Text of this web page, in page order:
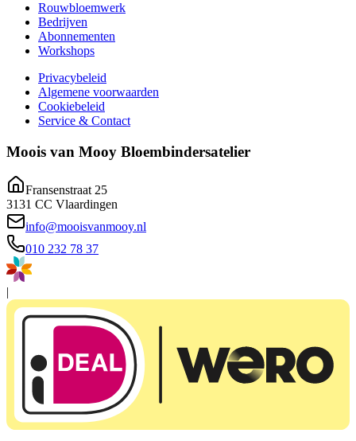
Rouwbloemwerk
Bedrijven
Abonnementen
Workshops
Privacybeleid
Algemene voorwaarden
Cookiebeleid
Service & Contact
Moois van Mooy Bloembindersatelier
Fransenstraat 25
3131 CC Vlaardingen
info@mooisvanmooy.nl
010 232 78 37
|